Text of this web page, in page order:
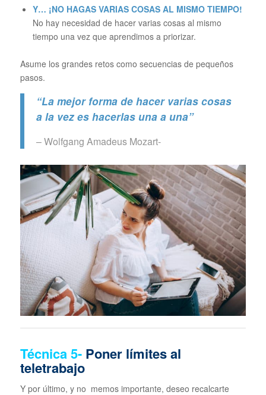
Y… ¡NO HAGAS VARIAS COSAS AL MISMO TIEMPO!
No hay necesidad de hacer varias cosas al mismo
tiempo una vez que aprendimos a priorizar.
Asume los grandes retos como secuencias de pequeños
pasos.
“La mejor forma de hacer varias cosas
a la vez es hacerlas una a una”
– Wolfgang Amadeus Mozart-
Técnica5-Poner límites al
teletrabajo
Y por último, y no memos importante, deseo recalcarte